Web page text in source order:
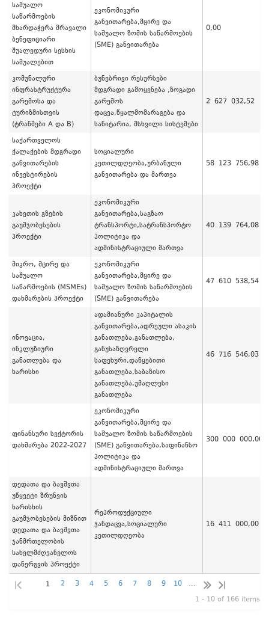
საშუალო
საწარმოების
მხარდაჭერა მრავალი
ბენეფიციარი
შუალედური სესხის
საშუალებით
ეკონომიკური
განვითარება,მცირე და
საშუალო ზომის საწარმოების
(SME) განვითარება
0,00
კომუნალური
ინფრასტრუქტურა
გარემოსა და
ტურიზმისთვის
(ტრანშები A და B)
ბუნებრივი რესურსები
მდგრადი გამოყენება ,ზოგადი
გარემოს
დაცვა,წყალმომარაგება და
სანიტარია, მსხვილი სისტემები
2 627 032,52
საქართველოს
ქალაქების მდგრადი
განვითარების
ინვესტირების
პროექტი
სოციალური
კეთილდღეობა,ურბანული
განვითარება და მართვა
58 123 756,98
კახეთის გზების
გაუმჯობესების
პროექტი
ეკონომიკური
განვითარება,საგზაო
ტრანსპორტი,სატრანსპორტო
პოლიტიკა და
ადმინისტრაციული მართვა
40 139 764,08
მიკრო, მცირე და
საშუალო
საწარმოების (MSMEs)
დახმარების პროექტი
ეკონომიკური
განვითარება,მცირე და
საშუალო ზომის საწარმოების
(SME) განვითარება
47 610 538,54
ინოვაცია,
ინკლუზიური
განათლება და
ხარისხი
ადამიანური კაპიტალის
განვითარება,ადრეული ასაკის
განათლება,განათლება,
განუსაზღვრელი
საფეხური,დაწყებითი
განათლება,საბაზისო
განათლება,უმაღლესი
განათლება
46 716 546,03
ფინანსური სექტორის
დახმარება 2022-2027
ეკონომიკური
განვითარება,მცირე და
საშუალო ზომის საწარმოების
(SME) განვითარება,საფინანსო
პოლიტიკა და
ადმინისტრაციული მართვა
300 000 000,00
დედათა და ბავშვთა
უწყვეტი ზრუნვის
ხარისხის
გაუმჯობესების მიზნით
დედათა და ბავშვთა
ჯანმრთელობის
სახელმძღვანელოს
დანერგვის პროექტი
რეპროდუქციული
ჯანდაცვა,სოციალური
კეთილდღეობა
16 411 000,00
1 2 3 4 5 6 7 8 9 10
...
1 - 10 of 166 items